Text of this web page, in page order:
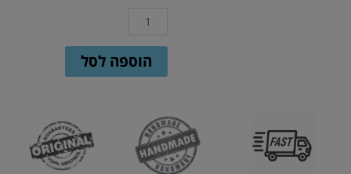
בצבע
צהובהוספה לסל